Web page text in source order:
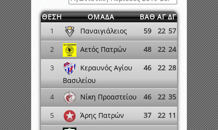
ΘΕΣΗ ΟΜΑΔΑ ΒΑΘ ΑΓ ΔΓ
1
Παναιγιάλειος 59 22 57
2
Αετός Πατρών 48 22 24
3
Κεραυνός Αγίου
Βασιλείου
46 22 28
4 Νίκη Προαστείου 46 22 35
5
Άρης Πατρών 37 22 11